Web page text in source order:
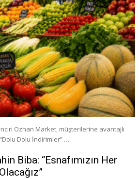
Özhan Market, müşterilerine avantajlı
Dolu İndirimler” …
Biba: “Esnafımızın Her